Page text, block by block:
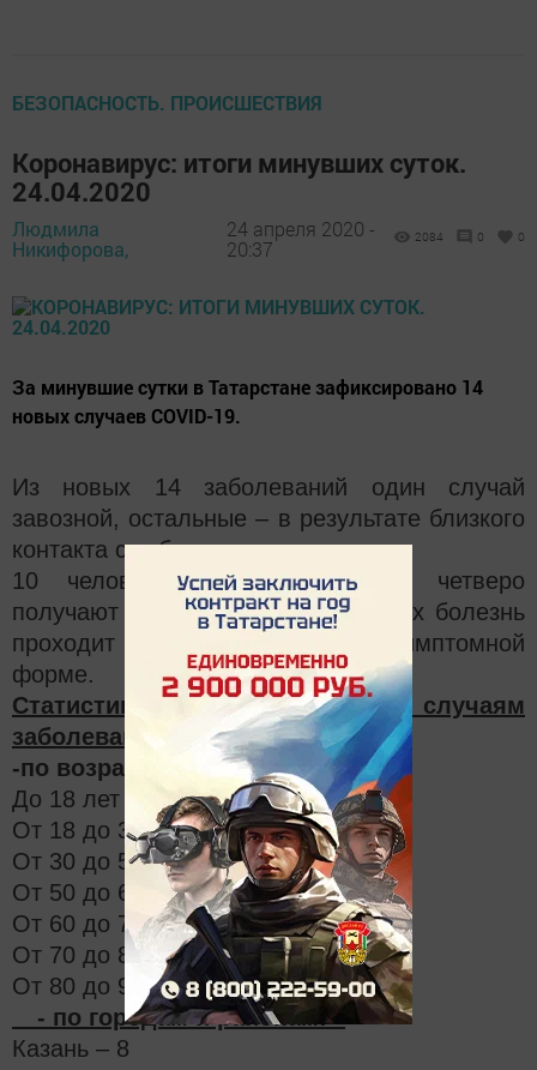
БЕЗОПАСНОСТЬ. ПРОИСШЕСТВИЯ
Коронавирус: итоги минувших суток.
24.04.2020
Людмила
Никифорова,
24 апреля 2020 -
20:37
2084 0 0
За минувшие сутки в Татарстане зафиксировано 14
новых случаев COVID-19.
Из новых 14 заболеваний один случай
завозной, остальные – в результате близкого
контакта с заболевшими ранее.
10 человек госпитализированы, четверо
получают лечение на дому – у них болезнь
проходит в легкой или бессимптомной
форме.
Статистика по новым случаям
заболевания:
-по возрастным группам:
До 18 лет – 0
От 18 до 30 – 1
От 30 до 50 – 6
От 50 до 60 – 3
От 60 до 70 – 1
От 70 до 80 – 2
От 80 до 90 – 1
- по городам и районам:⠀
Казань – 8⠀